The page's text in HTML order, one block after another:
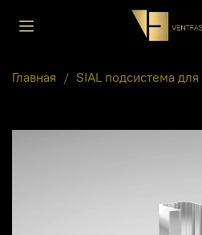
Главная SIAL подсистема